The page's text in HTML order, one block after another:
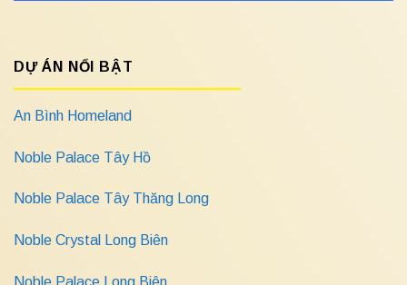
DỰ ÁN NỔI BẬT
An Bình Homeland
Noble Palace Tây Hồ
Noble Palace Tây Thăng Long
Noble Crystal Long Biên
Noble Palace Long Biên